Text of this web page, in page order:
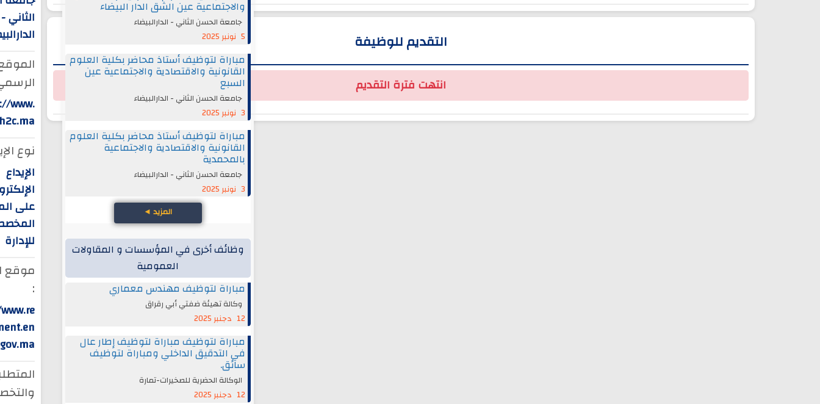
التقديم للوظيفة
انتهت فترة التقديم
الثاني -
www.
نوع
الإيداع
على
للإدارة
موقع
:
والاجتماعية عين الشق الدار البيضاء
جامعة الحسن الثاني - الدارالبيضاء
5 نونبر 2025
مباراة لتوظيف أستاذ محاضر بكلية العلوم
القانونية والاقتصادية والاجتماعية عين
السبع
جامعة الحسن الثاني - الدارالبيضاء
3 نونبر 2025
مباراة لتوظيف أستاذ محاضر بكلية العلوم
القانونية والاقتصادية والاجتماعية
بالمحمدية
جامعة الحسن الثاني - الدارالبيضاء
3 نونبر 2025
المزيد ◄
وظائف أخرى في المؤسسات و المقاولات
العمومية
مباراة لتوظيف مهندس معماري
وكالة تهيئة ضفتي أبي رقراق
12 دجنبر 2025
مباراة لتوظيف مباراة لتوظيف إطار عال
في التدقيق الداخلي ومباراة لتوظيف
سائق.
الوكالة الحضرية للصخيرات-تمارة
12 دجنبر 2025